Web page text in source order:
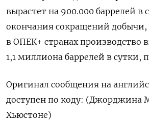
вырастет на 900.000 баррелей в
окончания сокращений добычи,
в ОПЕК+ странах производство
1,1 миллиона баррелей в сутки,
Оригинал сообщения на
доступен по коду: (Джорджина
Хьюстоне)